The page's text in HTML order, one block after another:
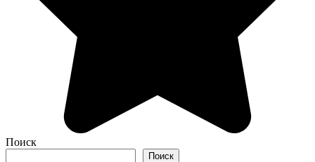
Поиск
Поиск